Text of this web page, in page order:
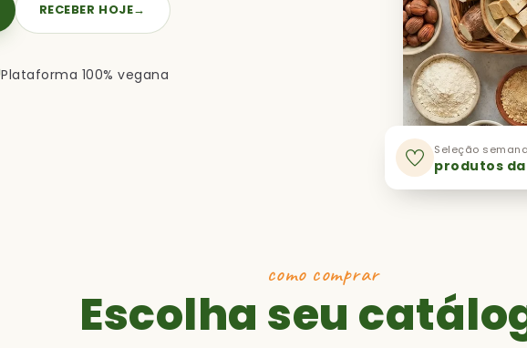
RECEBER HOJE→
Plataforma 100% vegana
Seleção
produtos
como comprar
Escolha seu